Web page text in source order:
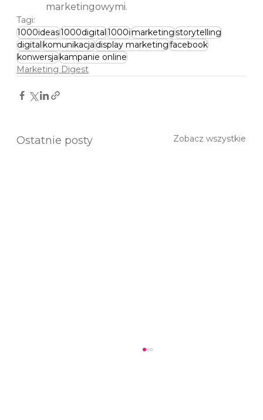
marketingowymi.
Tagi:
1000ideas1000digital1000imarketingstorytelling
digitalkomunikacjadisplay marketingfacebook
konwersjakampanie online
Marketing Digest
Ostatnie posty Zobacz wszystkie